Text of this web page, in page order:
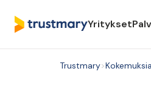
Yritykset
Trustmary>Kokemuksia